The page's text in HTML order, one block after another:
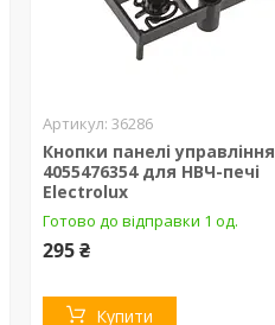
36286
Кнопки панелі управління
4055476354 для НВЧ-печі
Electrolux
Готово до відправки 1 од.
295 ₴
Купити